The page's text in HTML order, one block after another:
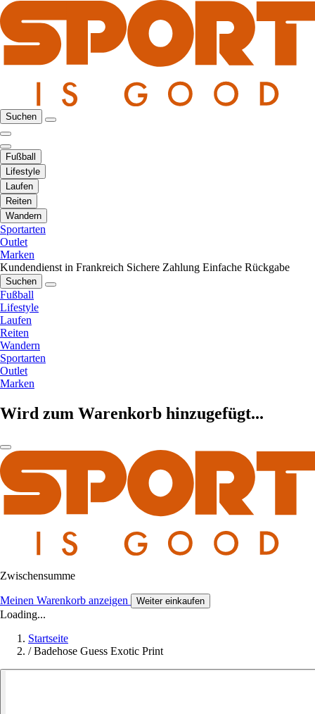
Suchen
Fußball
Lifestyle
Laufen
Reiten
Wandern
Sportarten
Outlet
Marken
Kundendienst in Frankreich Sichere Zahlung Einfache Rückgabe
Suchen
Fußball
Lifestyle
Laufen
Reiten
Wandern
Sportarten
Outlet
Marken
Wird zum Warenkorb hinzugefügt...
Zwischensumme
Meinen Warenkorb anzeigen Weiter einkaufen
Loading...
Startseite
/ Badehose Guess Exotic Print